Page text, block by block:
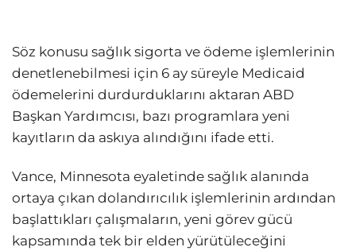
Söz konusu sağlık sigorta ve ödeme işlemlerinin
denetlenebilmesi için 6 ay süreyle Medicaid
ödemelerini durdurduklarını aktaran ABD
Başkan Yardımcısı, bazı programlara yeni
kayıtların da askıya alındığını ifade etti.
Vance, Minnesota eyaletinde sağlık alanında
ortaya çıkan dolandırıcılık işlemlerinin ardından
başlattıkları çalışmaların, yeni görev gücü
kapsamında tek bir elden yürütüleceğini